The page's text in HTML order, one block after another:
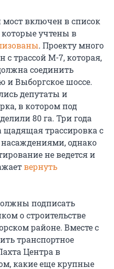
включен в список
которые учтены в
. Проекту много
с трассой М-7, которая,
соединить
и Выборгское шоссе.
депутаты и
в котором под
80 га. Три года
щадящая трассировка с
однако
не ведется и
вернуть
подписать
о строительстве
районе. Вместе с
транспортное
Центра в
какие еще крупные